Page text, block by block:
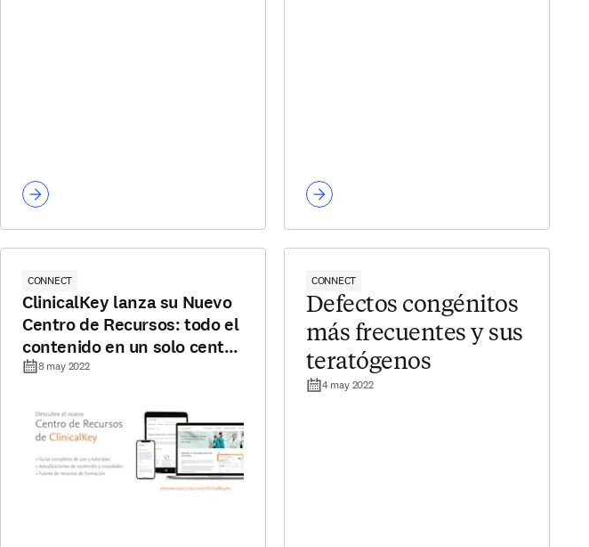
CONNECT
ClinicalKey lanza su Nuevo
Centro de Recursos: todo el
contenido en un solo centro
renovado
8 may 2022
CONNECT
Defectos congénitos
más frecuentes y sus
teratógenos
4 may 2022